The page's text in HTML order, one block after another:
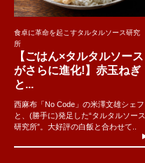
食卓に革命を起こすタルタルソース研究
所
【ごはん×タルタルソース
がさらに進化!】赤玉ねぎ
と...
西麻布「No Code」の米澤文雄シェフ
と、(勝手に)発足した“タルタルソース
研究所”。大好評の白飯と合わせて..